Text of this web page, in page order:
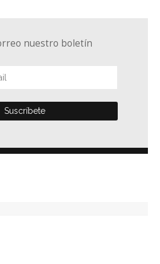
nuestro boletín